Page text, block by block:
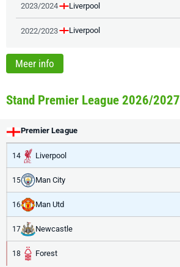
2023/2024 Liverpool
2022/2023 Liverpool
Meer info
Stand Premier League 2026/2027
Premier League
14 Liverpool
15 Man City
16 Man Utd
17 Newcastle
18 Forest